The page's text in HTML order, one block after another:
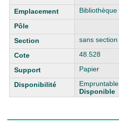
Bibliothèque
sans section
48.528
Papier
Empruntable
Disponible